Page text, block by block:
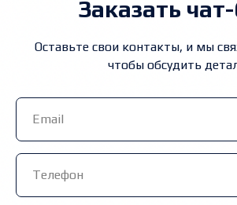
Заказать
Оставьте свои контакты, и мы
чтобы обсудить